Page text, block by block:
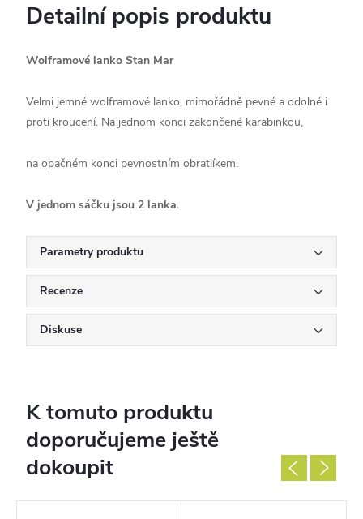
Detailní popis produktu
Wolframové lanko Stan Mar
Velmi jemné wolframové lanko, mimořádně pevné a odolné i
proti kroucení. Na jednom konci zakončené karabinkou,
na opačném konci pevnostním obratlíkem.
V jednom sáčku jsou 2 lanka.
Parametry produktu
Recenze
Diskuse
K tomuto produktu
doporučujeme ještě
dokoupit